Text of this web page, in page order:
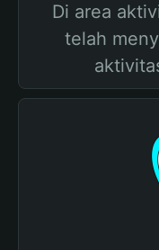
Di area
telah